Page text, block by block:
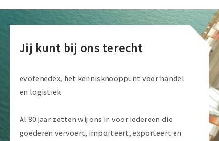
Jij kunt bij ons terecht
evofenedex, het kennisknooppunt voor handel
en logistiek
Al 80 jaar zetten wij ons in voor iedereen die
goederen vervoert, importeert, exporteert en